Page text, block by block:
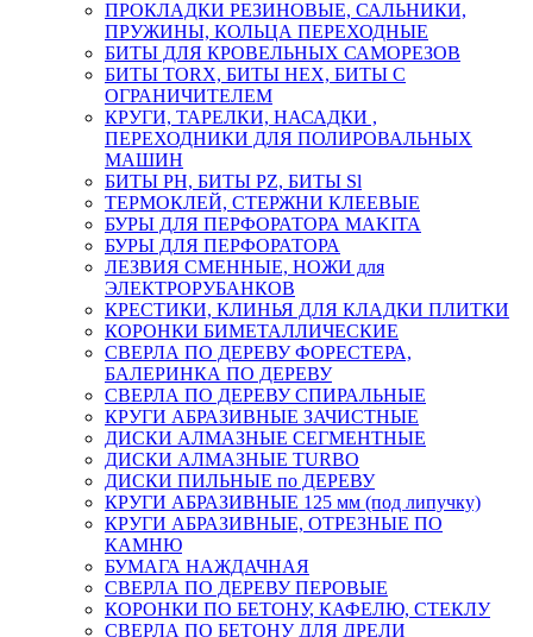
ПРОКЛАДКИ РЕЗИНОВЫЕ, САЛЬНИКИ,
ПРУЖИНЫ, КОЛЬЦА ПЕРЕХОДНЫЕ
БИТЫ ДЛЯ КРОВЕЛЬНЫХ САМОРЕЗОВ
БИТЫ TORX, БИТЫ НЕХ, БИТЫ С
ОГРАНИЧИТЕЛЕМ
КРУГИ, ТАРЕЛКИ, НАСАДКИ ,
ПЕРЕХОДНИКИ ДЛЯ ПОЛИРОВАЛЬНЫХ
МАШИН
БИТЫ PH, БИТЫ PZ, БИТЫ Sl
ТЕРМОКЛЕЙ, СТЕРЖНИ КЛЕЕВЫЕ
БУРЫ ДЛЯ ПЕРФОРАТОРА MAKITA
БУРЫ ДЛЯ ПЕРФОРАТОРА
ЛЕЗВИЯ СМЕННЫЕ, НОЖИ для
ЭЛЕКТРОРУБАНКОВ
КРЕСТИКИ, КЛИНЬЯ ДЛЯ КЛАДКИ ПЛИТКИ
КОРОНКИ БИМЕТАЛЛИЧЕСКИЕ
СВЕРЛА ПО ДЕРЕВУ ФОРЕСТЕРА,
БАЛЕРИНКА ПО ДЕРЕВУ
СВЕРЛА ПО ДЕРЕВУ СПИРАЛЬНЫЕ
КРУГИ АБРАЗИВНЫЕ ЗАЧИСТНЫЕ
ДИСКИ АЛМАЗНЫЕ СЕГМЕНТНЫЕ
ДИСКИ АЛМАЗНЫЕ TURBO
ДИСКИ ПИЛЬНЫЕ по ДЕРЕВУ
КРУГИ АБРАЗИВНЫЕ 125 мм (под липучку)
КРУГИ АБРАЗИВНЫЕ, ОТРЕЗНЫЕ ПО
КАМНЮ
БУМАГА НАЖДАЧНАЯ
СВЕРЛА ПО ДЕРЕВУ ПЕРОВЫЕ
КОРОНКИ ПО БЕТОНУ, КАФЕЛЮ, СТЕКЛУ
СВЕРЛА ПО БЕТОНУ ДЛЯ ДРЕЛИ